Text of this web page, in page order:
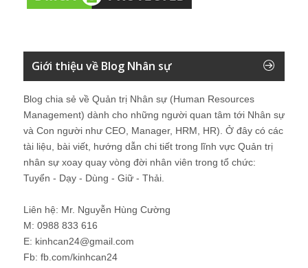
Giới thiệu về Blog Nhân sự
Blog chia sẻ về Quản trị Nhân sự (Human Resources
Management) dành cho những người quan tâm tới Nhân sự
và Con người như CEO, Manager, HRM, HR). Ở đây có các
tài liệu, bài viết, hướng dẫn chi tiết trong lĩnh vực Quản trị
nhân sự xoay quay vòng đời nhân viên trong tổ chức:
Tuyển - Dạy - Dùng - Giữ - Thải.
Liên hệ: Mr. Nguyễn Hùng Cường
M: 0988 833 616
E: kinhcan24@gmail.com
Fb: fb.com/kinhcan24